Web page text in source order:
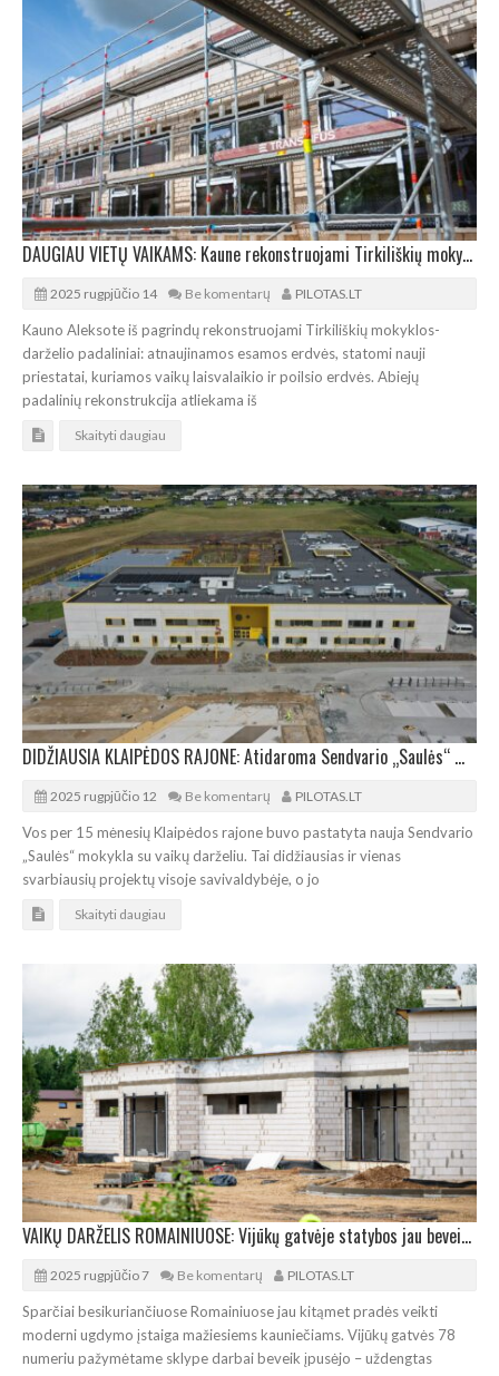
DAUGIAU VIETŲ VAIKAMS: Kaune rekonstruojami Tirkiliškių mokyklos-darželio padaliniai
2025 rugpjūčio 14 Be komentarų PILOTAS.LT
Kauno Aleksote iš pagrindų rekonstruojami Tirkiliškių mokyklos-
darželio padaliniai: atnaujinamos esamos erdvės, statomi nauji
priestatai, kuriamos vaikų laisvalaikio ir poilsio erdvės. Abiejų
padalinių rekonstrukcija atliekama iš
Skaityti daugiau
DIDŽIAUSIA KLAIPĖDOS RAJONE: Atidaroma Sendvario „Saulės“ mokykla su vaikų darželiu
2025 rugpjūčio 12 Be komentarų PILOTAS.LT
Vos per 15 mėnesių Klaipėdos rajone buvo pastatyta nauja Sendvario
„Saulės“ mokykla su vaikų darželiu. Tai didžiausias ir vienas
svarbiausių projektų visoje savivaldybėje, o jo
Skaityti daugiau
VAIKŲ DARŽELIS ROMAINIUOSE: Vijūkų gatvėje statybos jau beveik įpusėjo
2025 rugpjūčio 7 Be komentarų PILOTAS.LT
Sparčiai besikuriančiuose Romainiuose jau kitąmet pradės veikti
moderni ugdymo įstaiga mažiesiems kauniečiams. Vijūkų gatvės 78
numeriu pažymėtame sklype darbai beveik įpusėjo – uždengtas